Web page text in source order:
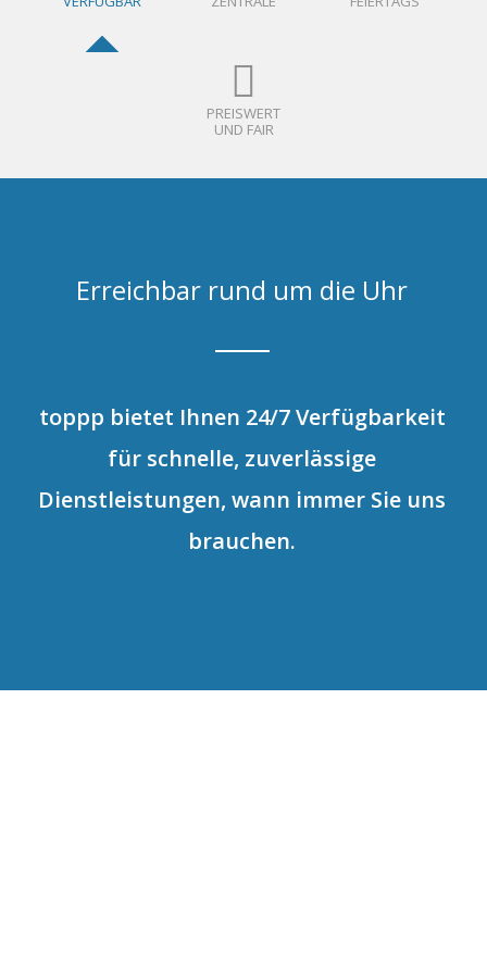
PREISWERT
UND FAIR
Erreichbar rund um die Uhr
toppp bietet Ihnen 24/7 Verfügbarkeit
für schnelle, zuverlässige
Dienstleistungen, wann immer Sie uns
brauchen.